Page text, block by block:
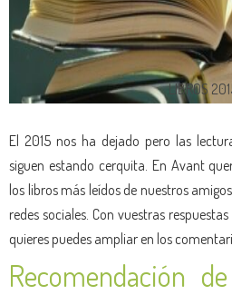
LIBROS
El 2015 nos ha dejado pero las
siguen estando cerquita. En Avant
los libros más leídos de nuestros
redes sociales. Con vuestras
quieres puedes ampliar en los
Recomendación